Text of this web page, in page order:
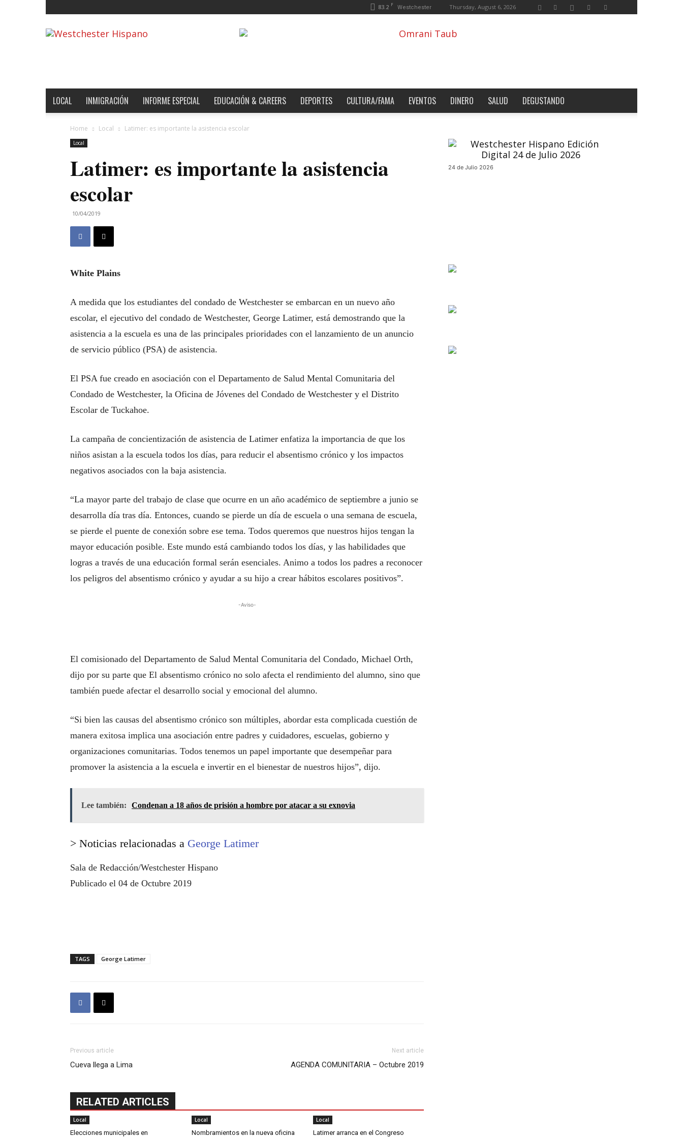
83.2 F Westchester Thursday, August 6, 2026
Noticias
y
el
Mundo
LOCAL INMIGRACIÓN INFORME ESPECIAL EDUCACIÓN & CAREERS DEPORTES CULTURA/FAMA EVENTOS DINERO SALUD DEGUSTANDO
Home Local Latimer: es importante la asistencia escolar
Local
Latimer: es importante la asistencia
escolar
10/04/2019
White Plains
A medida que los estudiantes del condado de Westchester se embarcan en un nuevo año
escolar, el ejecutivo del condado de Westchester, George Latimer, está demostrando que la
asistencia a la escuela es una de las principales prioridades con el lanzamiento de un anuncio
de servicio público (PSA) de asistencia.
El PSA fue creado en asociación con el Departamento de Salud Mental Comunitaria del
Condado de Westchester, la Oficina de Jóvenes del Condado de Westchester y el Distrito
Escolar de Tuckahoe.
La campaña de concientización de asistencia de Latimer enfatiza la importancia de que los
niños asistan a la escuela todos los días, para reducir el absentismo crónico y los impactos
negativos asociados con la baja asistencia.
“La mayor parte del trabajo de clase que ocurre en un año académico de septiembre a junio se
desarrolla día tras día. Entonces, cuando se pierde un día de escuela o una semana de escuela,
se pierde el puente de conexión sobre ese tema. Todos queremos que nuestros hijos tengan la
mayor educación posible. Este mundo está cambiando todos los días, y las habilidades que
logras a través de una educación formal serán esenciales. Animo a todos los padres a reconocer
los peligros del absentismo crónico y ayudar a su hijo a crear hábitos escolares positivos”.
-Aviso-
El comisionado del Departamento de Salud Mental Comunitaria del Condado, Michael Orth,
dijo por su parte que El absentismo crónico no solo afecta el rendimiento del alumno, sino que
también puede afectar el desarrollo social y emocional del alumno.
“Si bien las causas del absentismo crónico son múltiples, abordar esta complicada cuestión de
manera exitosa implica una asociación entre padres y cuidadores, escuelas, gobierno y
organizaciones comunitarias. Todos tenemos un papel importante que desempeñar para
promover la asistencia a la escuela e invertir en el bienestar de nuestros hijos”, dijo.
Lee también: Condenan a 18 años de prisión a hombre por atacar a su exnovia
> Noticias relacionadas a George Latimer
Sala de Redacción/Westchester Hispano
Publicado el 04 de Octubre 2019
TAGS George Latimer
Previous article
Cueva llega a Lima
Next article
AGENDA COMUNITARIA – Octubre 2019
RELATED ARTICLES
Local
Elecciones municipales en
Local
Nombramientos en la nueva oficina
Local
Latimer arranca en el Congreso
24 de Julio 2026